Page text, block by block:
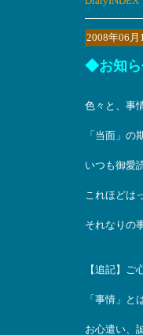
2008年06月
◆お知ら
色々と、事
「当面」
いつも御愛
これほどは
それなりの
【追記】
「事情」
お心遣い、